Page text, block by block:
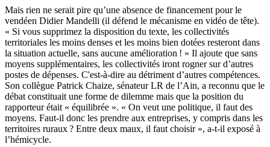
Mais rien ne serait pire qu’une absence de financement pour le
vendéen Didier Mandelli (il défend le mécanisme en vidéo de tête).
« Si vous supprimez la disposition du texte, les collectivités
territoriales les moins denses et les moins bien dotées resteront dans
la situation actuelle, sans aucune amélioration ! » Il ajoute que sans
moyens supplémentaires, les collectivités iront rogner sur d’autres
postes de dépenses. C'est-à-dire au détriment d’autres compétences.
Son collègue Patrick Chaize, sénateur LR de l’Ain, a reconnu que le
débat constituait une forme de dilemme mais que la position du
rapporteur était « équilibrée ». « On veut une politique, il faut des
moyens. Faut-il donc les prendre aux entreprises, y compris dans les
territoires ruraux ? Entre deux maux, il faut choisir », a-t-il exposé à
l’hémicycle.